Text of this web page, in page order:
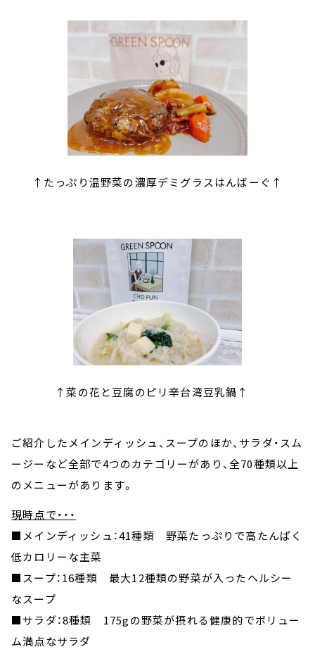
↑たっぷり温野菜の濃厚デミグラスはんばーぐ↑
↑菜の花と豆腐のピリ辛台湾豆乳鍋↑
ご紹介したメインディッシュ、スープのほか、サラダ・スム
ージーなど全部で4つのカテゴリーがあり、全70種類以上
のメニューがあります。
現時点で・・・
■メインディッシュ：41種類 野菜たっぷりで高たんぱく
低カロリーな主菜
■スープ：16種類 最大12種類の野菜が入ったヘルシー
なスープ
■サラダ：8種類 175gの野菜が摂れる健康的でボリュー
ム満点なサラダ